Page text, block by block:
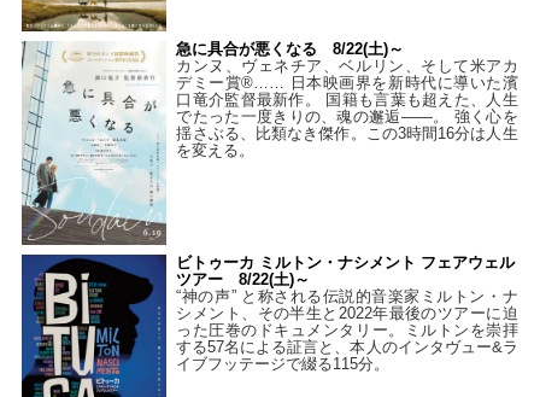
急に具合が悪くなる 8/22(土)～
カンヌ、ヴェネチア、ベルリン、そして米アカ
デミー賞®…… 日本映画界を新時代に導いた濱
口竜介監督最新作。 国籍も言葉も超えた、人生
でたった一度きりの、魂の邂逅――。 強く心を
揺さぶる、比類なき傑作。この3時間16分は人生
を変える。
ビトゥーカ ミルトン・ナシメント フェアウェル
ツアー 8/22(土)～
“神の声” と称される伝説的音楽家ミルトン・ナ
シメント、その半生と2022年最後のツアーに迫
った圧巻のドキュメンタリー。ミルトンを崇拝
する57名による証言と、本人のインタヴュー&ラ
イブフッテージで綴る115分。